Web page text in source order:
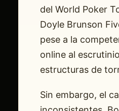
del World Poker
Doyle Brunson
pese a la
online al
estructuras de
Sin embargo, el